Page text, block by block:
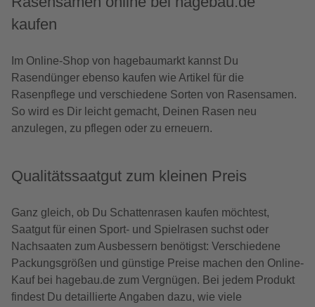
kaufen
Im Online-Shop von hagebaumarkt kannst Du
Rasendünger ebenso kaufen wie Artikel für die
Rasenpflege und verschiedene Sorten von Rasensamen.
So wird es Dir leicht gemacht, Deinen Rasen neu
anzulegen, zu pflegen oder zu erneuern.
Qualitätssaatgut zum kleinen Preis
Ganz gleich, ob Du Schattenrasen kaufen möchtest,
Saatgut für einen Sport- und Spielrasen suchst oder
Nachsaaten zum Ausbessern benötigst: Verschiedene
Packungsgrößen und günstige Preise machen den Online-
Kauf bei hagebau.de zum Vergnügen. Bei jedem Produkt
findest Du detaillierte Angaben dazu, wie viele